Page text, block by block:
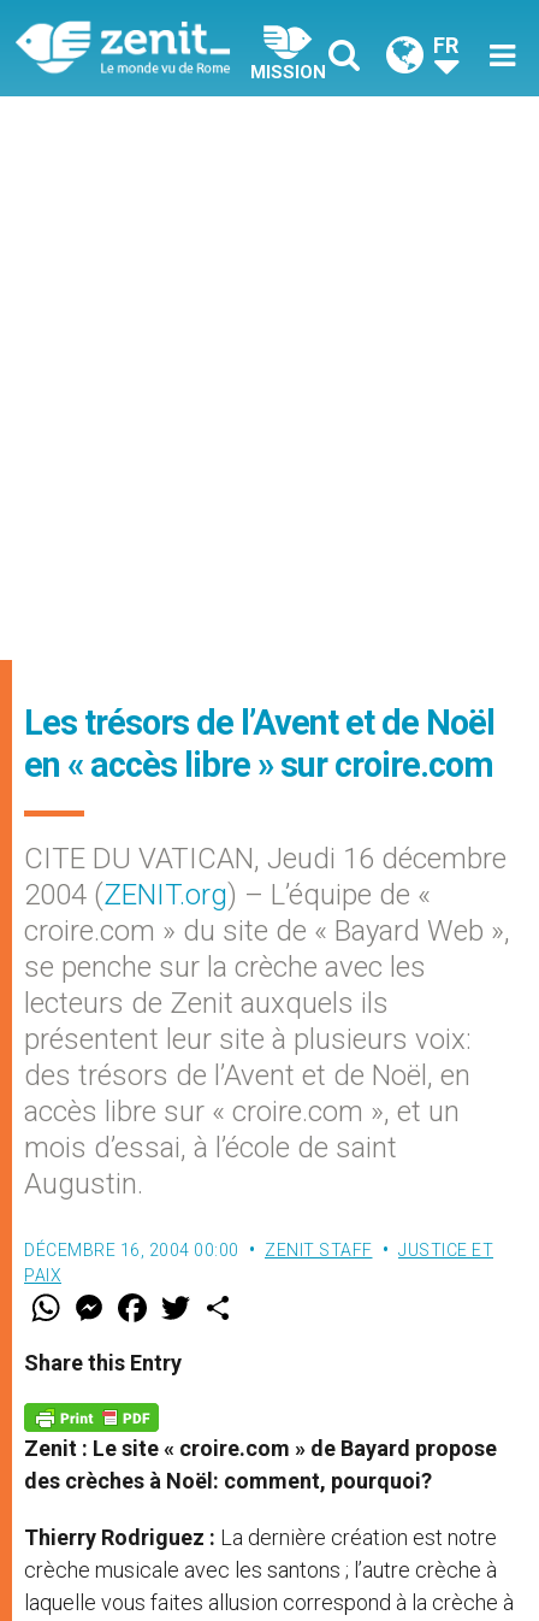
MISSION
FR
Les trésors de l’Avent et de Noël
en « accès libre » sur croire.com
CITE DU VATICAN, Jeudi 16 décembre
2004 (ZENIT.org) – L’équipe de «
croire.com » du site de « Bayard Web »,
se penche sur la crèche avec les
lecteurs de Zenit auxquels ils
présentent leur site à plusieurs voix:
des trésors de l’Avent et de Noël, en
accès libre sur « croire.com », et un
mois d’essai, à l’école de saint
Augustin.
DÉCEMBRE 16, 2004 00:00 ZENIT STAFF
JUSTICE ET
PAIX
W
t
s
p
p
M
e
s
e
g
e
r
F
a
e
b
o
k
w
Share this Entry
Zenit : Le site « croire.com » de Bayard propose
des crèches à Noël: comment, pourquoi?
Thierry Rodriguez : La dernière création est notre
crèche musicale avec les santons ; l’autre crèche à
laquelle vous faites allusion correspond à la crèche à